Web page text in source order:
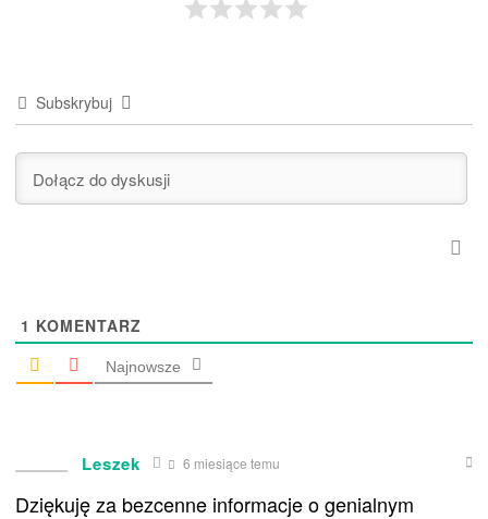
Subskrybuj
1 KOMENTARZ
Najnowsze
Leszek 6 miesiące temu
Dziękuję za bezcenne informacje o genialnym